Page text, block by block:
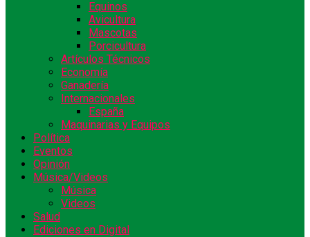
Equinos
Avicultura
Mascotas
Porcicultura
Artículos Técnicos
Economía
Ganadería
Internacionales
España
Maquinarias y Equipos
Política
Eventos
Opinión
Música/Videos
Música
Videos
Salud
Ediciones en Digital